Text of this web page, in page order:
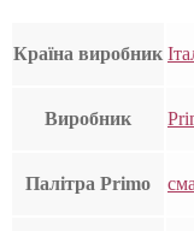
Країна виробник
Виробник
Палітра Primo